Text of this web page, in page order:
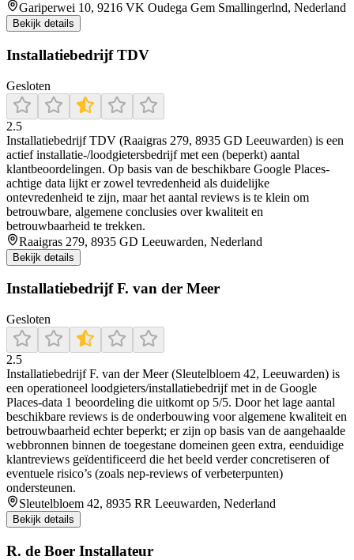
Gariperwei 10, 9216 VK Oudega Gem Smallingerlnd, Nederland
Bekijk details
Installatiebedrijf TDV
Gesloten
2.5
Installatiebedrijf TDV (Raaigras 279, 8935 GD Leeuwarden) is een
actief installatie-/loodgietersbedrijf met een (beperkt) aantal
klantbeoordelingen. Op basis van de beschikbare Google Places-
achtige data lijkt er zowel tevredenheid als duidelijke
ontevredenheid te zijn, maar het aantal reviews is te klein om
betrouwbare, algemene conclusies over kwaliteit en
betrouwbaarheid te trekken.
Raaigras 279, 8935 GD Leeuwarden, Nederland
Bekijk details
Installatiebedrijf F. van der Meer
Gesloten
2.5
Installatiebedrijf F. van der Meer (Sleutelbloem 42, Leeuwarden) is
een operationeel loodgieters/installatiebedrijf met in de Google
Places-data 1 beoordeling die uitkomt op 5/5. Door het lage aantal
beschikbare reviews is de onderbouwing voor algemene kwaliteit en
betrouwbaarheid echter beperkt; er zijn op basis van de aangehaalde
webbronnen binnen de toegestane domeinen geen extra, eenduidige
klantreviews geïdentificeerd die het beeld verder concretiseren of
eventuele risico’s (zoals nep-reviews of verbeterpunten)
ondersteunen.
Sleutelbloem 42, 8935 RR Leeuwarden, Nederland
Bekijk details
R. de Boer Installateur